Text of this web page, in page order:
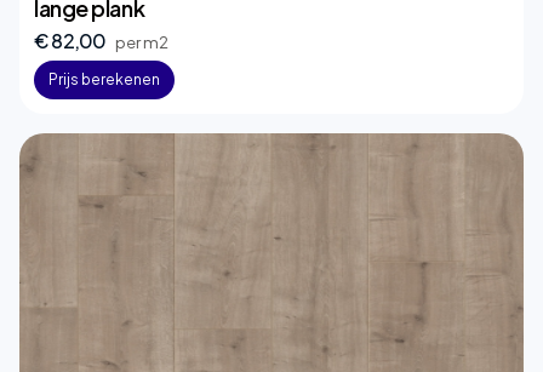
lange plank
€ 82,00 per m2
Prijs berekenen